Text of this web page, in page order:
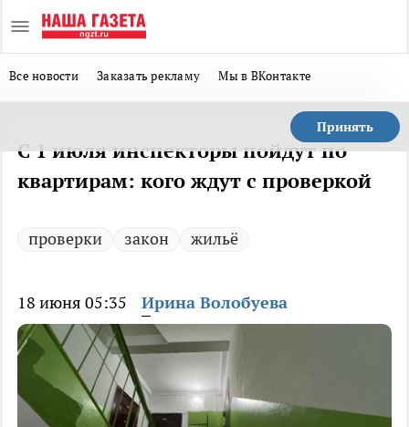
Все новости Заказать рекламу Мы в ВКонтакте
Принять
С 1 июля инспекторы пойдут по
квартирам: кого ждут с проверкой
проверки закон жильё
18 июня 05:35 Ирина Волобуева